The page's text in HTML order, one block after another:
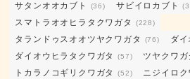
サタンオオカブト (36) サビイロカブト
スマトラオオヒラタクワガタ (228)
タランドゥスオオツヤクワガタ (76) ダ
ダイオウヒラタクワガタ (57) ツヤクワガ
トカラノコギリクワガタ (52) ニジイロク